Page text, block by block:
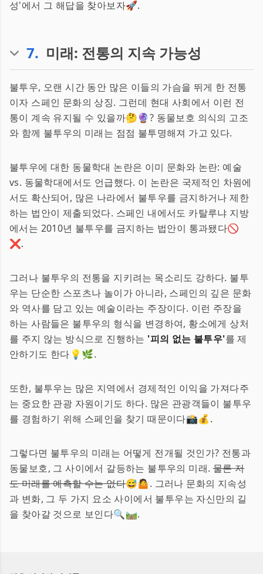
성'에서 그 해답을 찾아보자🚀.
7. 미래: 전통의 지속 가능성
불투우, 오랜 시간 동안 많은 이들의 가슴을 뛰게 한 전통
이자 스페인 문화의 상징. 그런데 현대 사회에서 이런 전
통이 계속 유지될 수 있을까🤔🔮? 동물보호 의식의 고조
와 함께 불투우의 미래는 점점 불투명해져 가고 있다.
불투우에 대한 동물학대 논란은 이미 문화와 논란: 예술
vs. 동물학대에서도 언급했다. 이 논란은 국제적인 차원에
서도 확산되어, 많은 나라에서 불투우를 금지하거나 제한
하는 법안이 제출되었다. 스페인 내에서도 카탈루냐 지방
에서는 2010년 불투우를 금지하는 법안이 통과됐다🚫
❌.
그러나 불투우의 전통을 지키려는 목소리도 강하다. 불투
우는 단순한 스포츠나 놀이가 아니라, 스페인의 깊은 문화
와 역사를 담고 있는 예술이라는 주장이다. 이런 주장을
하는 사람들은 불투우의 형식을 변경하여, 황소에게 상처
를 주지 않는 방식으로 진행하는 '피의 없는 불투우'를 제
안하기도 한다💡🌿.
또한, 불투우는 많은 지역에서 경제적인 이익을 가져다주
는 중요한 관광 자원이기도 하다. 많은 관광객들이 불투우
를 경험하기 위해 스페인을 찾기 때문이다📸💰.
그렇다면 불투우의 미래는 어떻게 전개될 것인가? 전통과
동물보호, 그 사이에서 갈등하는 불투우의 미래.물론 저
도 미래를 예측할 수는 없다😅🤷. 그러나 문화의 지속성
과 변화, 그 두 가지 요소 사이에서 불투우는 자신만의 길
을 찾아갈 것으로 보인다🔍🛤.